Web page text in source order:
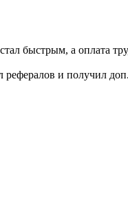
быстрым, а оплата
и получил